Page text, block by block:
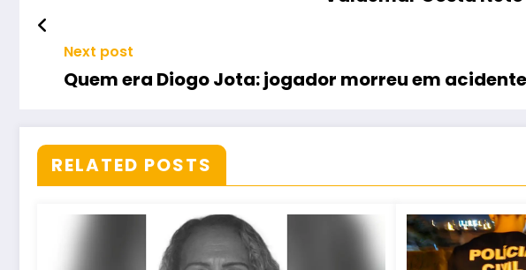
Next post
Quem era Diogo Jota: jogador morreu em
RELATED POSTS